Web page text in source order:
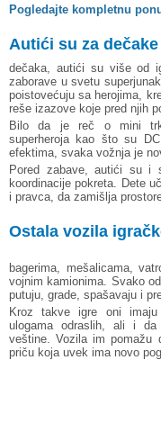
Pogledajte kompletnu
Autići su za
dečaka, autići su više od
zaborave u svetu
poistovećuju sa herojima,
reše izazove koje pred njih
Bilo da je reč o mini
superheroja kao što su
efektima, svaka vožnja je
Pored zabave, autići su i
koordinacije pokreta. Dete
i pravca, da zamišlja
Ostala vozila
bagerima, mešalicama,
vojnim kamionima. Svako
putuju, grade, spašavaju i
Kroz takve igre oni
ulogama odraslih, ali i da
veštine. Vozila im
priču koja uvek ima novo